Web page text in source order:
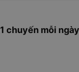
chuyến mỗi ngày